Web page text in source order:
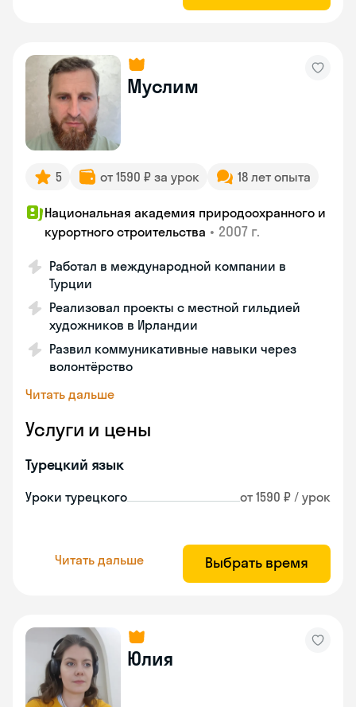
Муслим
5 от 1590 ₽ за урок 18 лет опыта
Национальная академия природоохранного и
курортного строительства • 2007 г.
Работал в международной компании в
Турции
Реализовал проекты с местной гильдией
художников в Ирландии
Развил коммуникативные навыки через
волонтёрство
Читать дальше
Услуги и цены
Турецкий язык
Уроки турецкого от 1590 ₽ / урок
Читать дальше Выбрать время
Юлия